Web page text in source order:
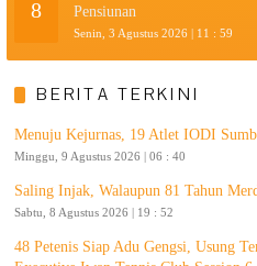
8
Pensiunan
Senin, 3 Agustus 2026 | 11 : 59
BERITA TERKINI
Menuju Kejurnas, 19 Atlet IODI
Minggu, 9 Agustus 2026 | 06 : 40
Saling Injak, Walaupun 81 Tahun
Sabtu, 8 Agustus 2026 | 19 : 52
48 Petenis Siap Adu Gengsi, Usung